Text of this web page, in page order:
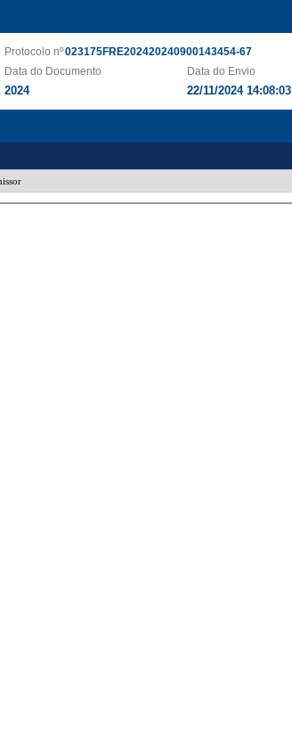
Protocolo nº023175FRE202420240900143454-67
Data do Documento
2024
Data do Envio
22/11/2024 14:08:03